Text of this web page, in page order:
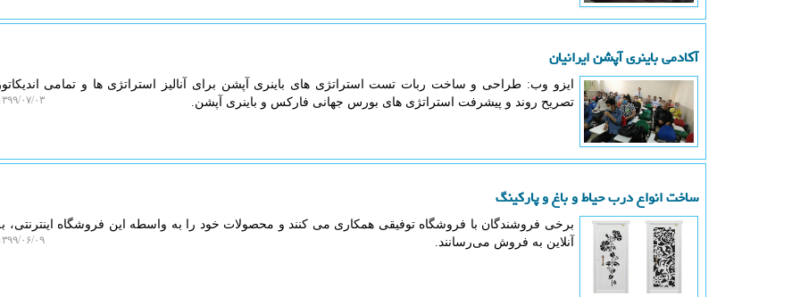
آكادمی باینری آپشن ایرانیان
ایزو وب: طراحی و ساخت ربات تست استراتژی های باینری آپشن برای آنالیز استراتژی ها و تمامی
تصریح روند و پیشرفت استراتژی های بورس جهانی فاركس و باینری آپشن.
۱۳۹۹/۰۷/۰۳
ساخت انواع درب حیاط و باغ و پاركینگ
برخی فروشندگان با فروشگاه توفیقی همكاری می كنند و محصولات خود را به واسطه این فروشگاه اینترنتی،
آنلاین به فروش می‌رسانند.
۱۳۹۹/۰۶/۰۹